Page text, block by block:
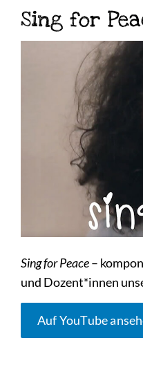
Sing for
Sing for Peace–
und Dozent*innen
Auf YouTube